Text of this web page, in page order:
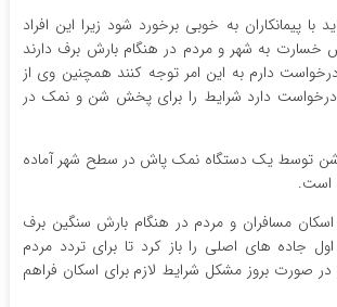
پیمانکاران به خوبی برخورد شود زیرا این افراد
به شهر و مردم در هنگام بارش برف دارند
درخواست دارم به این امر توجه کنند همچنین وی از
درخواست دارد شرایط را برای پخش شن و نمک در
نمک و ۱۰۰ تن شن توسط یک دستگاه نمک پاش در سطح شهر آماده
است.
مسافران و مردم در هنگام بارش سنگین برف
جاده های اصلی را باز کرد تا برای تردد مردم
صورت بروز مشکل شرایط لازم برای اسکان فراهم